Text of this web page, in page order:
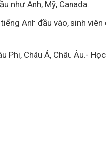
như Anh, Mỹ, Canada.
Anh đầu vào, sinh
Châu Á, Châu Âu.-